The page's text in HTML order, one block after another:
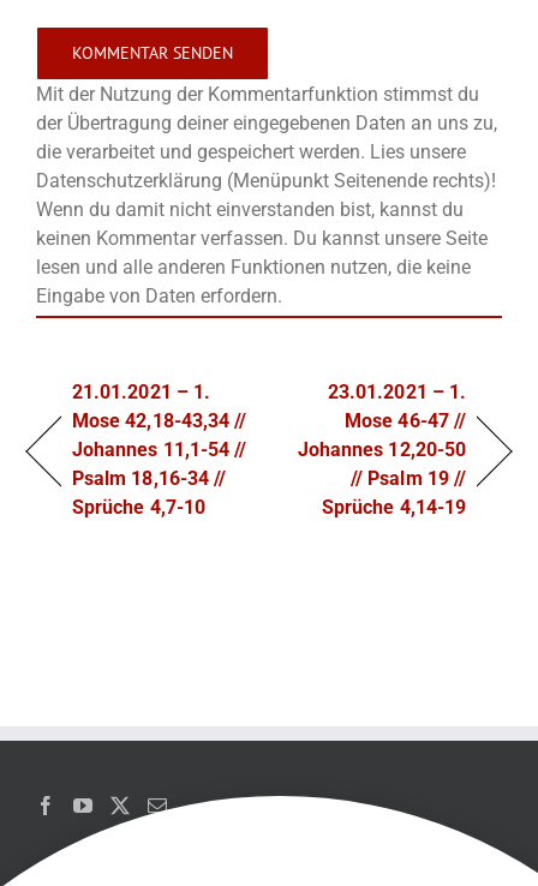
Mit der Nutzung der Kommentarfunktion stimmst du
der Übertragung deiner eingegebenen Daten an uns zu,
die verarbeitet und gespeichert werden. Lies unsere
Datenschutzerklärung (Menüpunkt Seitenende rechts)!
Wenn du damit nicht einverstanden bist, kannst du
keinen Kommentar verfassen. Du kannst unsere Seite
lesen und alle anderen Funktionen nutzen, die keine
Eingabe von Daten erfordern.
21.01.2021 – 1.
Mose 42,18-43,34 //
Johannes 11,1-54 //
Psalm 18,16-34 //
Sprüche 4,7-10
23.01.2021 – 1.
Mose 46-47 //
Johannes 12,20-50
// Psalm 19 //
Sprüche 4,14-19